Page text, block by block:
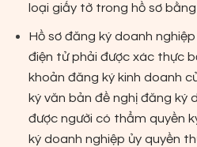
loại giấy tờ trong hồ sơ bằng
Hồ sơ đăng ký doanh
điện tử phải được xác thực
khoản đăng ký kinh doanh
ký văn bản đề nghị đăng ký
được người có thẩm quyền
ký doanh nghiệp ủy quyền